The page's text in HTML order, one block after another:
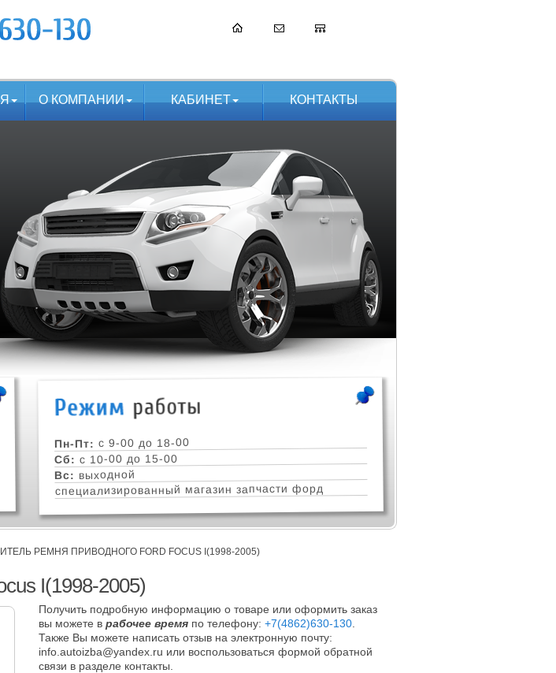
О КОМПАНИИ КАБИНЕТ КОНТАКТЫ
Пн-Пт: с 9-00 до 18-00
Сб: с 10-00 до 15-00
Вс: выходной
специализированный магазин запчасти форд
РЕМНЯ ПРИВОДНОГО FORD FOCUS I(1998-2005)
I(1998-2005)
Получить подробную информацию о товаре или оформить заказ
вы можете в рабочее время по телефону: +7(4862)630-130
Также Вы можете написать отзыв на электронную почту:
info.autoizba@yandex.ru или воспользоваться формой обратной
связи в разделе контакты.